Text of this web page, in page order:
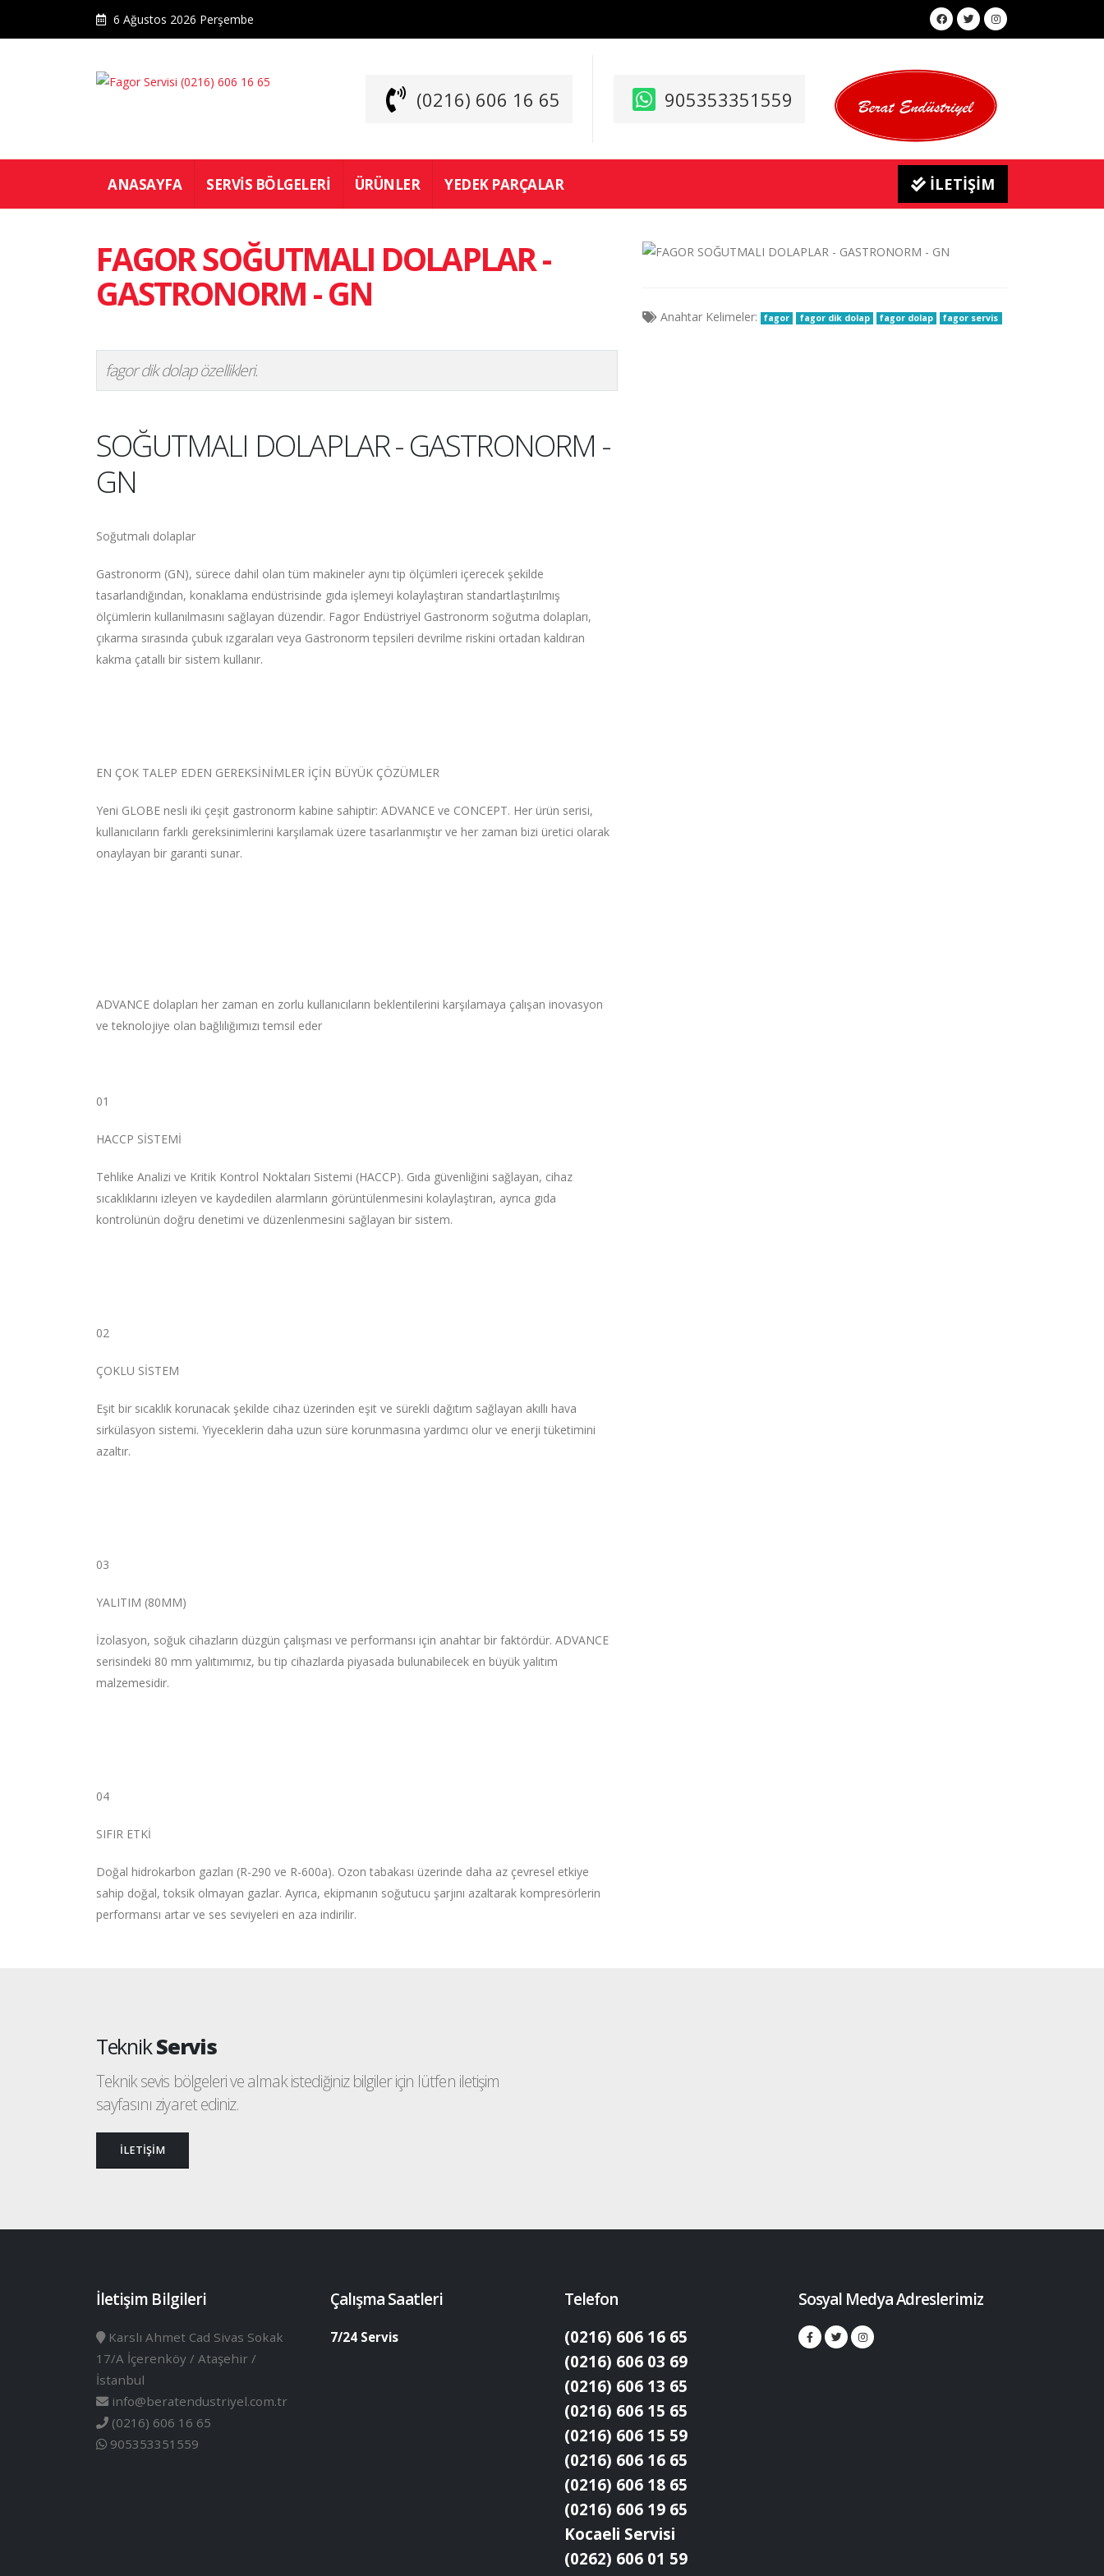
6 Ağustos 2026 Perşembe
(0216) 606 16 65 905353351559
ANASAYFA SERVIS BÖLGELERI ÜRÜNLER YEDEK PARÇALAR İLETİŞİM
FAGOR SOĞUTMALI DOLAPLAR -
GASTRONORM - GN
fagor dik dolap özellikleri.
SOĞUTMALI DOLAPLAR - GASTRONORM -
GN
Soğutmalı dolaplar
Gastronorm (GN), sürece dahil olan tüm makineler aynı tip ölçümleri içerecek şekilde
tasarlandığından, konaklama endüstrisinde gıda işlemeyi kolaylaştıran standartlaştırılmış
ölçümlerin kullanılmasını sağlayan düzendir. Fagor Endüstriyel Gastronorm soğutma dolapları,
çıkarma sırasında çubuk ızgaraları veya Gastronorm tepsileri devrilme riskini ortadan kaldıran
kakma çatallı bir sistem kullanır.
EN ÇOK TALEP EDEN GEREKSİNİMLER İÇİN BÜYÜK ÇÖZÜMLER
Yeni GLOBE nesli iki çeşit gastronorm kabine sahiptir: ADVANCE ve CONCEPT. Her ürün serisi,
kullanıcıların farklı gereksinimlerini karşılamak üzere tasarlanmıştır ve her zaman bizi üretici olarak
onaylayan bir garanti sunar.
ADVANCE dolapları her zaman en zorlu kullanıcıların beklentilerini karşılamaya çalışan inovasyon
ve teknolojiye olan bağlılığımızı temsil eder
01
HACCP SİSTEMİ
Tehlike Analizi ve Kritik Kontrol Noktaları Sistemi (HACCP). Gıda güvenliğini sağlayan, cihaz
sıcaklıklarını izleyen ve kaydedilen alarmların görüntülenmesini kolaylaştıran, ayrıca gıda
kontrolünün doğru denetimi ve düzenlenmesini sağlayan bir sistem.
02
ÇOKLU SİSTEM
Eşit bir sıcaklık korunacak şekilde cihaz üzerinden eşit ve sürekli dağıtım sağlayan akıllı hava
sirkülasyon sistemi. Yiyeceklerin daha uzun süre korunmasına yardımcı olur ve enerji tüketimini
azaltır.
03
YALITIM (80MM)
İzolasyon, soğuk cihazların düzgün çalışması ve performansı için anahtar bir faktördür. ADVANCE
serisindeki 80 mm yalıtımımız, bu tip cihazlarda piyasada bulunabilecek en büyük yalıtım
malzemesidir.
04
SIFIR ETKİ
Doğal hidrokarbon gazları (R-290 ve R-600a). Ozon tabakası üzerinde daha az çevresel etkiye
sahip doğal, toksik olmayan gazlar. Ayrıca, ekipmanın soğutucu şarjını azaltarak kompresörlerin
performansı artar ve ses seviyeleri en aza indirilir.
Anahtar Kelimeler: fagor fagor dik dolap fagor dolap fagor servis
TeknikServis
Teknik sevis bölgeleri ve almak istediğiniz bilgiler için lütfen iletişim
sayfasını ziyaret ediniz.
İLETİŞİM
İletişim Bilgileri
Karslı Ahmet Cad Sivas Sokak
17/A İçerenköy / Ataşehir /
İstanbul
info@beratendustriyel.com.tr
(0216) 606 16 65
905353351559
Çalışma Saatleri
7/24 Servis
Telefon
(0216) 606 16 65
(0216) 606 03 69
(0216) 606 13 65
(0216) 606 15 65
(0216) 606 15 59
(0216) 606 16 65
(0216) 606 18 65
(0216) 606 19 65
Kocaeli Servisi
(0262) 606 01 59
Sosyal Medya Adreslerimiz